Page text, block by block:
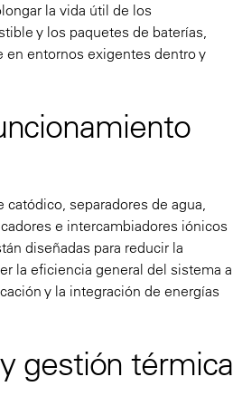
la vida útil de los
y los paquetes de baterías,
en entornos exigentes dentro y
separadores de agua,
e intercambiadores iónicos
diseñadas para reducir la
la eficiencia general del sistema a
y la integración de energías
gestión térmica